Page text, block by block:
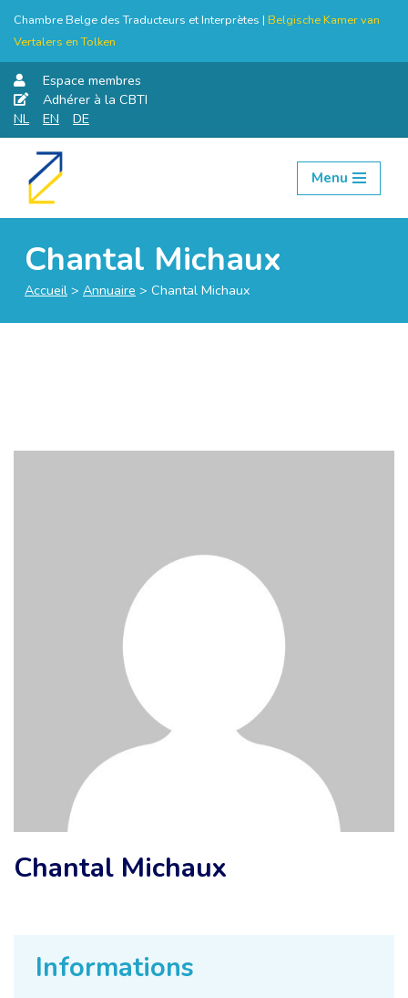
Chambre Belge des Traducteurs et Interprètes | Belgische Kamer van
Vertalers en Tolken
Espace membres
Adhérer à la CBTI
NL
EN DE
Aller
Menu
Chantal Michaux
Accueil > Annuaire > Chantal Michaux
Informations
Chantal Michaux